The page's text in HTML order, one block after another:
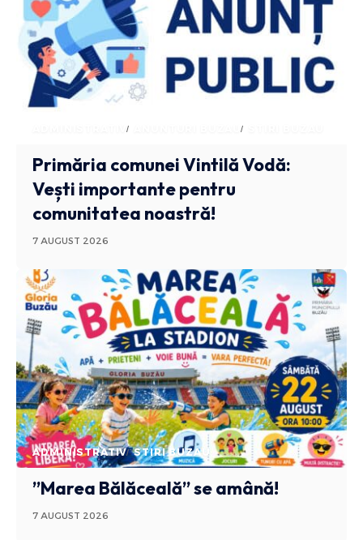
ADMINISTRATIV ANUNTURI BUZAU
Primăria comunei Vintilă Vodă:
Vești importante pentru
comunitatea noastră!
7 AUGUST 2026
ADMINISTRATIV STIRI BUZAU
”Marea Bălăceală” se amână!
7 AUGUST 2026